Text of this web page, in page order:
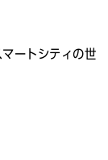
ートシティの世